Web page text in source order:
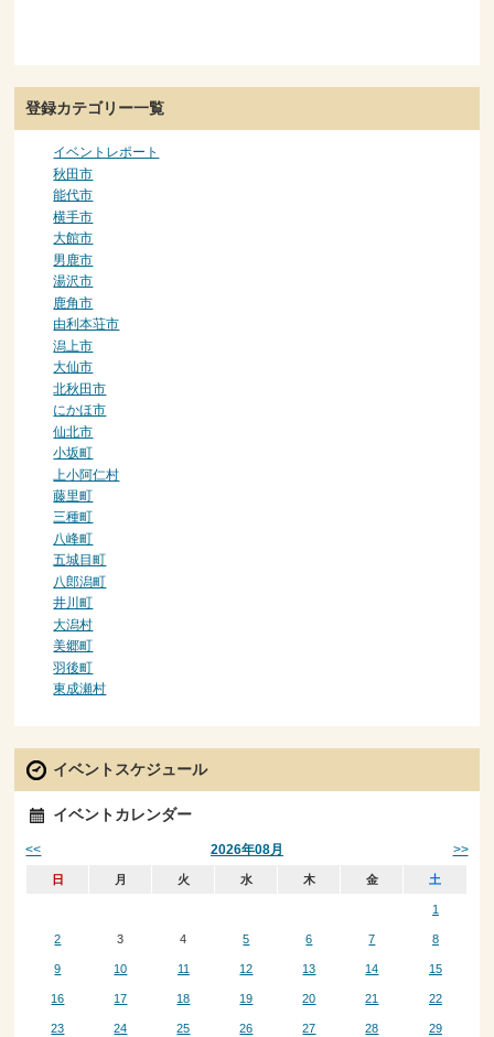
登録カテゴリー一覧
イベントレポート
秋田市
能代市
横手市
大館市
男鹿市
湯沢市
鹿角市
由利本荘市
潟上市
大仙市
北秋田市
にかほ市
仙北市
小坂町
上小阿仁村
藤里町
三種町
八峰町
五城目町
八郎潟町
井川町
大潟村
美郷町
羽後町
東成瀬村
イベントスケジュール
イベントカレンダー
2026年08月
<< >>
日 月 火 水 木 金 土
1
2 3 4 5 6 7 8
9 10 11 12 13 14 15
16 17 18 19 20 21 22
23 24 25 26 27 28 29